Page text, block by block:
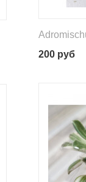
200 руб